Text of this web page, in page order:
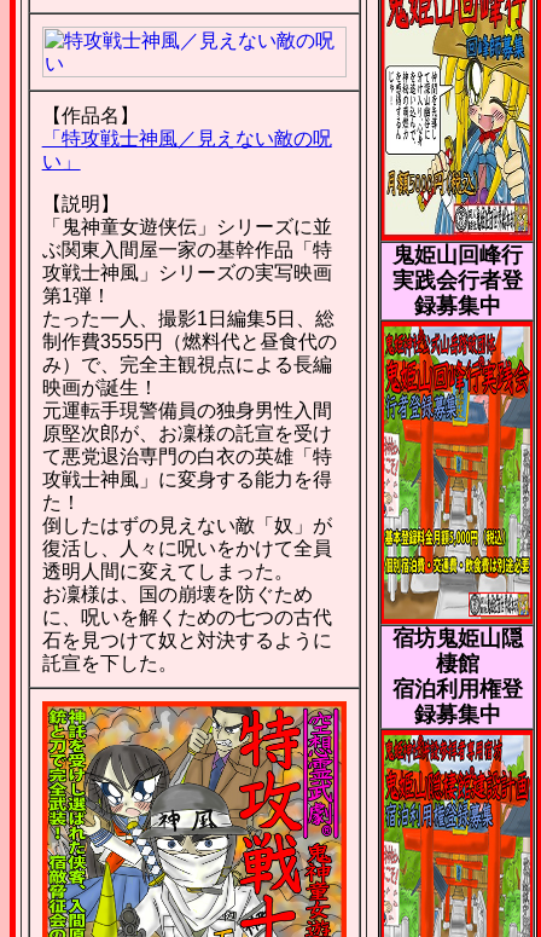
【作品名】
「特攻戦士神風／見えない敵の呪
い」
【説明】
「鬼神童女遊侠伝」シリーズに並
ぶ関東入間屋一家の基幹作品「特
攻戦士神風」シリーズの実写映画
第1弾！
たった一人、撮影1日編集5日、総
制作費3555円（燃料代と昼食代の
み）で、完全主観視点による長編
映画が誕生！
元運転手現警備員の独身男性入間
原堅次郎が、お凜様の託宣を受け
て悪党退治専門の白衣の英雄「特
攻戦士神風」に変身する能力を得
た！
倒したはずの見えない敵「奴」が
復活し、人々に呪いをかけて全員
透明人間に変えてしまった。
お凜様は、国の崩壊を防ぐため
に、呪いを解くための七つの古代
石を見つけて奴と対決するように
託宣を下した。
鬼姫山回峰行
実践会行者登
録募集中
宿坊鬼姫山隠
棲館
宿泊利用権登
録募集中